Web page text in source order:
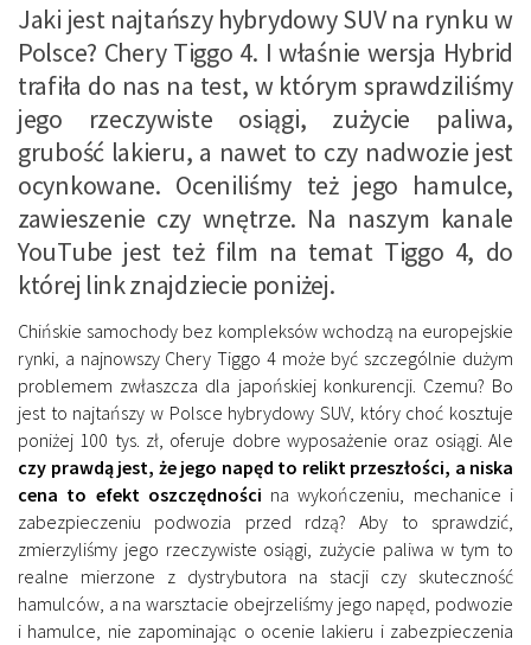
Jaki jest najtańszy hybrydowy SUV na rynku w
Polsce? Chery Tiggo 4. I właśnie wersja Hybrid
trafiła do nas na test, w którym sprawdziliśmy
jego rzeczywiste osiągi, zużycie paliwa,
grubość lakieru, a nawet to czy nadwozie jest
ocynkowane. Oceniliśmy też jego hamulce,
zawieszenie czy wnętrze. Na naszym kanale
YouTube jest też film na temat Tiggo 4, do
której link znajdziecie poniżej.
Chińskie samochody bez kompleksów wchodzą na europejskie
rynki, a najnowszy Chery Tiggo 4 może być szczególnie dużym
problemem zwłaszcza dla japońskiej konkurencji. Czemu? Bo
jest to najtańszy w Polsce hybrydowy SUV, który choć kosztuje
poniżej 100 tys. zł, oferuje dobre wyposażenie oraz osiągi. Ale
czy prawdą jest, że jego napęd to relikt przeszłości, a niska
cena to efekt oszczędności na wykończeniu, mechanice i
zabezpieczeniu podwozia przed rdzą? Aby to sprawdzić,
zmierzyliśmy jego rzeczywiste osiągi, zużycie paliwa w tym to
realne mierzone z dystrybutora na stacji czy skuteczność
hamulców, a na warsztacie obejrzeliśmy jego napęd, podwozie
i hamulce, nie zapominając o ocenie lakieru i zabezpieczenia